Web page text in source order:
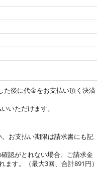
た後に代金をお支払い頂く決済
いただけます。
お支払い期限は請求書にも記
認がとれない場合、ご請求金
す。（最大3回、合計891円）